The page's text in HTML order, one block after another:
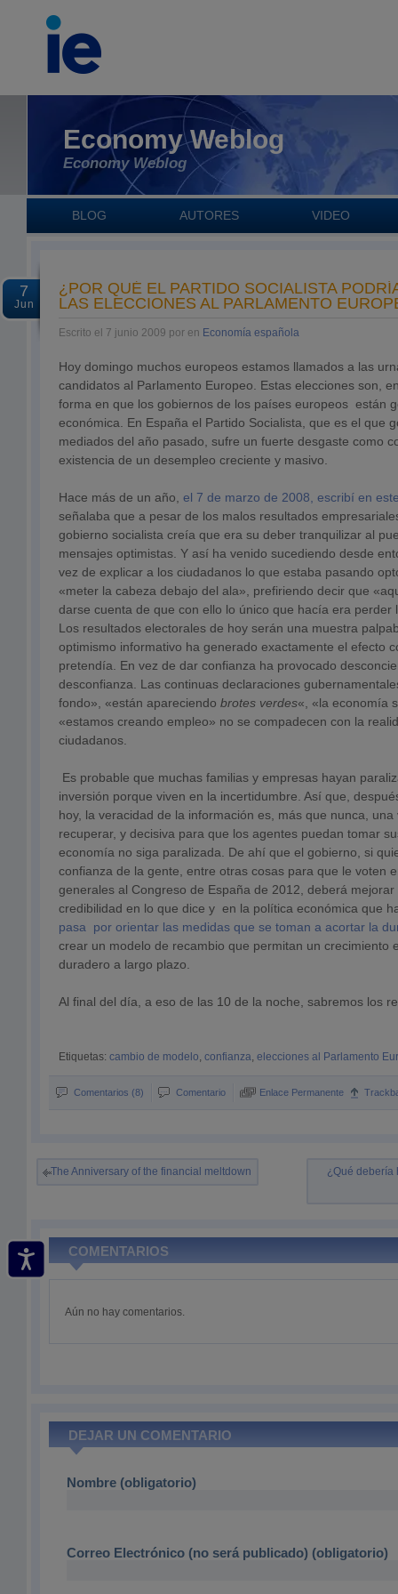
Economy Weblog
Economy Weblog
BLOG AUTORES VIDEO
7
Jun
¿POR QUÉ EL PARTIDO SOCIALISTA
LAS ELECCIONES AL PARLAMENTO
Escrito el 7 junio 2009 por en Economía española
Hoy domingo muchos europeos estamos llamados a las
candidatos al Parlamento Europeo. Estas elecciones son,
forma en que los gobiernos de los países europeos están
económica. En España el Partido Socialista, que es el que
mediados del año pasado, sufre un fuerte desgaste como
existencia de un desempleo creciente y masivo.
Hace más de un año, el 7 de marzo de 2008, escribí en
señalaba que a pesar de los malos resultados
gobierno socialista creía que era su deber tranquilizar al
mensajes optimistas. Y así ha venido sucediendo desde
vez de explicar a los ciudadanos lo que estaba pasando
«meter la cabeza debajo del ala», prefiriendo decir que
darse cuenta de que con ello lo único que hacía era perder
Los resultados electorales de hoy serán una muestra
optimismo informativo ha generado exactamente el efecto
pretendía. En vez de dar confianza ha provocado
desconfianza. Las continuas declaraciones
fondo», «están apareciendo brotes verdes«, «la economía
«estamos creando empleo» no se compadecen con la
ciudadanos.
Es probable que muchas familias y empresas hayan
inversión porque viven en la incertidumbre. Así que,
hoy, la veracidad de la información es, más que nunca,
recuperar, y decisiva para que los agentes puedan tomar
economía no siga paralizada. De ahí que el gobierno, si
confianza de la gente, entre otras cosas para que le voten
generales al Congreso de España de 2012, deberá mejorar
credibilidad en lo que dice y en la política económica que
pasa por orientar las medidas que se toman a acortar la
crear un modelo de recambio que permitan un crecimiento
duradero a largo plazo.
Al final del día, a eso de las 10 de la noche, sabremos los
Etiquetas: cambio de modelo, confianza, elecciones al Parlamento
Comentarios (8) Comentario Enlace Permanente
The Anniversary of the financial meltdown ¿Qué debería
COMENTARIOS
Aún no hay comentarios.
DEJAR UN COMENTARIO
Nombre (obligatorio)
Correo Electrónico (no será publicado) (obligatorio)